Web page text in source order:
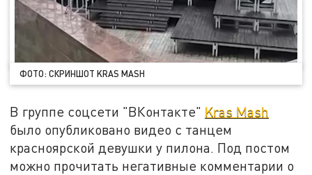
ФОТО: СКРИНШОТ KRAS MASH
В группе соцсети "ВКонтакте" Kras Mash
было опубликовано видео с танцем
красноярской девушки у пилона. Под постом
можно прочитать негативные комментарии о